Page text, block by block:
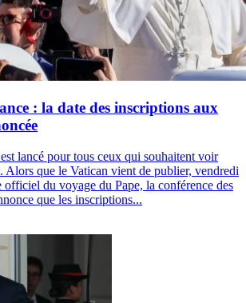
: la date des inscriptions aux
lancé pour tous ceux qui souhaitent voir
que le Vatican vient de publier, vendredi
officiel du voyage du Pape, la conférence des
que les inscriptions...